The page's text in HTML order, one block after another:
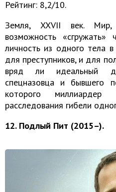
Рейтинг: 8,2/10.
Земля, XXVII век.
возможность «сгружать»
личность из одного тела
для преступников, и для
вряд ли идеальный
спецназовца и бывшего
которого
расследования гибели
12. Подлый Пит (2015–).